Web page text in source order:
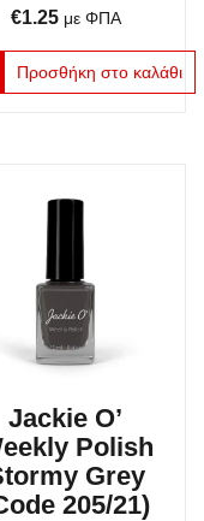
Original
price
was:
€1.25Η
τρέχουσα
τιμή
με ΦΠΑ
Προσθήκη στο καλάθι
Jackie O’
Polish
Grey
205/21)